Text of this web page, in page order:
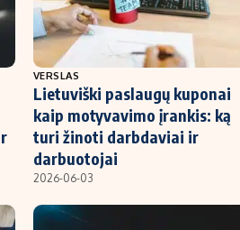
VERSLAS
Lietuviški paslaugų kuponai
kaip motyvavimo įrankis: ką
turi žinoti darbdaviai ir
darbuotojai
2026-06-03